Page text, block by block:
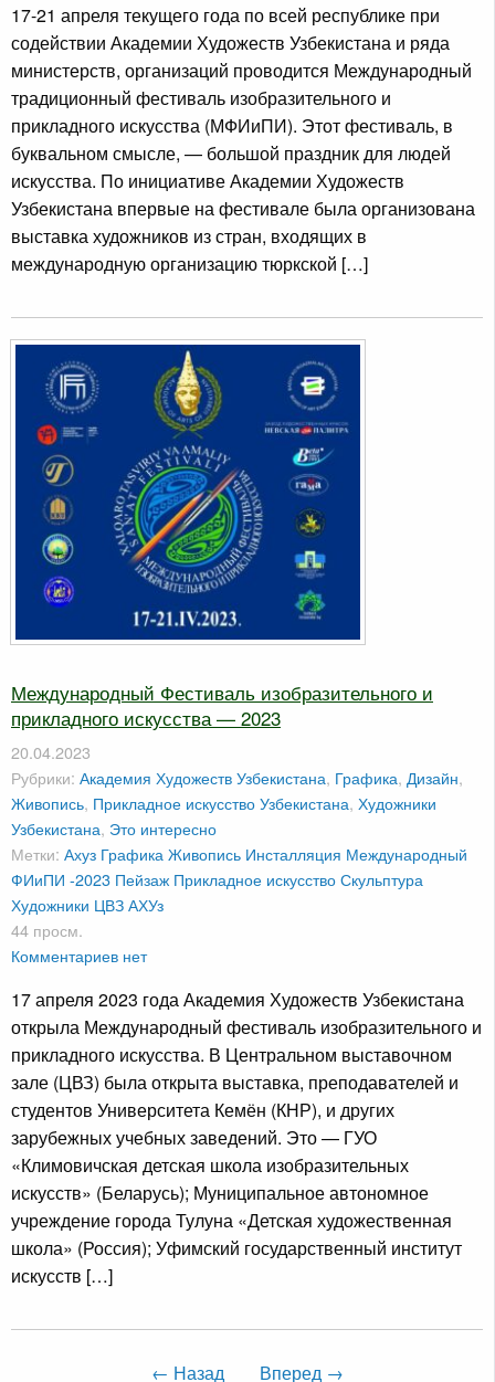
17-21 апреля текущего года по всей республике при
содействии Академии Художеств Узбекистана и ряда
министерств, организаций проводится Международный
традиционный фестиваль изобразительного и
прикладного искусства (МФИиПИ). Этот фестиваль, в
буквальном смысле, — большой праздник для людей
искусства. По инициативе Академии Художеств
Узбекистана впервые на фестивале была организована
выставка художников из стран, входящих в
международную организацию тюркской […]
Международный Фестиваль изобразительного и
прикладного искусства — 2023
20.04.2023
Рубрики: Академия Художеств Узбекистана, Графика, Дизайн,
Живопись, Прикладное искусство Узбекистана, Художники
Узбекистана, Это интересно
Метки: Ахуз Графика Живопись Инсталляция Международный
ФИиПИ -2023 Пейзаж Прикладное искусствоСкульптура
Художники ЦВЗ АХУз
44 просм.
Комментариев нет
17 апреля 2023 года Академия Художеств Узбекистана
открыла Международный фестиваль изобразительного и
прикладного искусства. В Центральном выставочном
зале (ЦВЗ) была открыта выставка, преподавателей и
студентов Университета Кемён (КНР), и других
зарубежных учебных заведений. Это — ГУО
«Климовичская детская школа изобразительных
искусств» (Беларусь); Муниципальное автономное
учреждение города Тулуна «Детская художественная
школа» (Россия); Уфимский государственный институт
искусств […]
← Назад Вперед →